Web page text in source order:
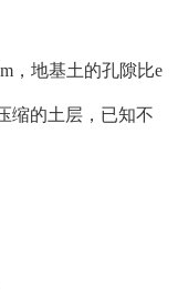
，地基土的孔隙比e
缩的土层，已知不